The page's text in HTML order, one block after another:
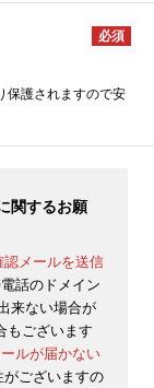
必須
保護されますので安
関するお願
認メールを送信
話のドメイン
来ない場合が
もございます
ルが届かない
がございますの